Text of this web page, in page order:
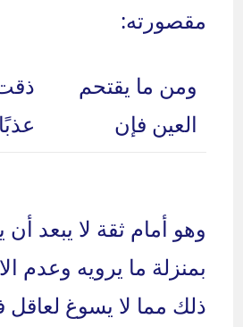
مقصورته:
ومن ما يقتحم
العين فإن
وهو أمام ثقة لا يبعد
بمنزلة ما يرويه وعدم
ذلك مما لا يسوغ